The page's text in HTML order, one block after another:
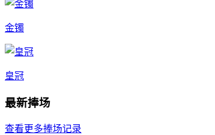
金镯
皇冠
最新捧场
查看更多捧场记录